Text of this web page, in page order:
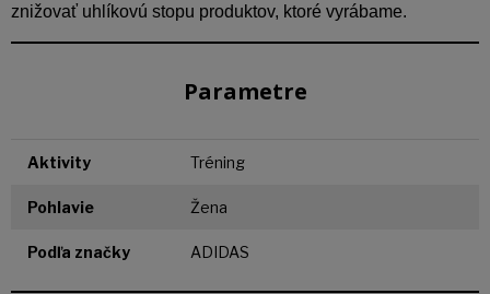
znižovať uhlíkovú stopu produktov, ktoré vyrábame.
Parametre
Aktivity Tréning
Pohlavie Žena
Podľa značky ADIDAS